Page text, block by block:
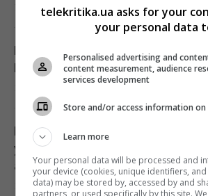
17:10 пятница, 07 августа 2026
Гороскоп на 8 августа: Львам
Козерогам - встреча с
17:00 пятница, 07 августа 2026
Как модернизация С-300
украинский аналог Patriot:
аналитики
16:49 пятница, 07 августа 2026
telekritika.ua asks for your
your personal data
Personalised advertising and
content measurement, audience
services development
Store and/or access information on
Learn more
Your personal data will be processed and
your device (cookies, unique identifiers,
data) may be stored by, accessed by and
partners, or used specifically by this site.